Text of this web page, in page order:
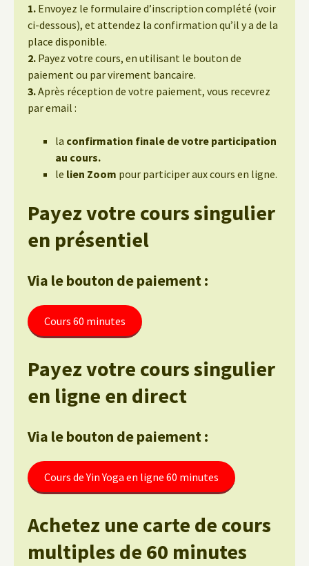
1. Envoyez le formulaire d’inscription complété (voir
ci-dessous), et attendez la confirmation qu’il y a de la
place disponible.
2. Payez votre cours, en utilisant le bouton de
paiement ou par virement bancaire.
3.Après réception de votre paiement, vous recevrez
par email :
la confirmation finale de votre participation
au cours.
le lien Zoom pour participer aux cours en ligne.
Payez votre cours singulier
en présentiel
Via le bouton de paiement :
Cours 60 minutes
Payez votre cours singulier
en ligne en direct
Via le bouton de paiement :
Cours de Yin Yoga en ligne 60 minutes
Achetez une carte de cours
multiples de 60 minutes